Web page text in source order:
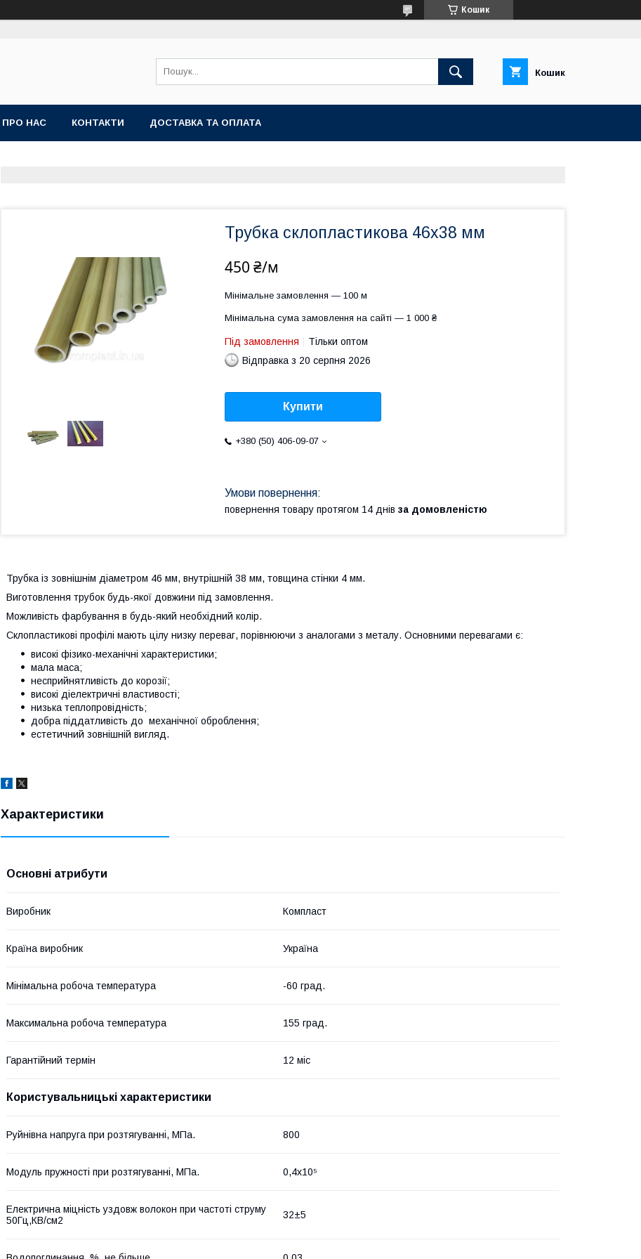
Кошик
Кошик
ПРО НАС КОНТАКТИ ДОСТАВКА ТА ОПЛАТА
Трубка склопластикова 46х38 мм
450 ₴/м
Мінімальне замовлення — 100 м
Мінімальна сума замовлення на сайті — 1 000 ₴
Під замовлення
Тільки оптом
Відправка з 20 серпня 2026
Купити
+380 (50) 406-09-07
повернення товару протягом 14 днів за домовленістю
Трубка із зовнішнім діаметром 46 мм, внутрішній 38 мм, товщина стінки 4 мм.
Виготовлення трубок будь-якої довжини під замовлення.
Можливість фарбування в будь-який необхідний колір.
Склопластикові профілі мають цілу низку переваг, порівнюючи з аналогами з металу. Основними перевагами є:
високі фізико-механічні характеристики;
мала маса;
несприйнятливість до корозії;
високі діелектричні властивості;
низька теплопровідність;
добра піддатливість до механічної оброблення;
естетичний зовнішній вигляд.
Характеристики
Основні атрибути
Виробник Компласт
Країна виробник Україна
Мінімальна робоча температура -60 град.
Максимальна робоча температура 155 град.
Гарантійний термін 12 міс
Користувальницькі характеристики
Руйнівна напруга при розтягуванні, МПа. 800
Модуль пружності при розтягуванні, МПа. 0,4х10⁵
Електрична міцність уздовж волокон при частоті струму
50Гц,КВ/см2
32±5